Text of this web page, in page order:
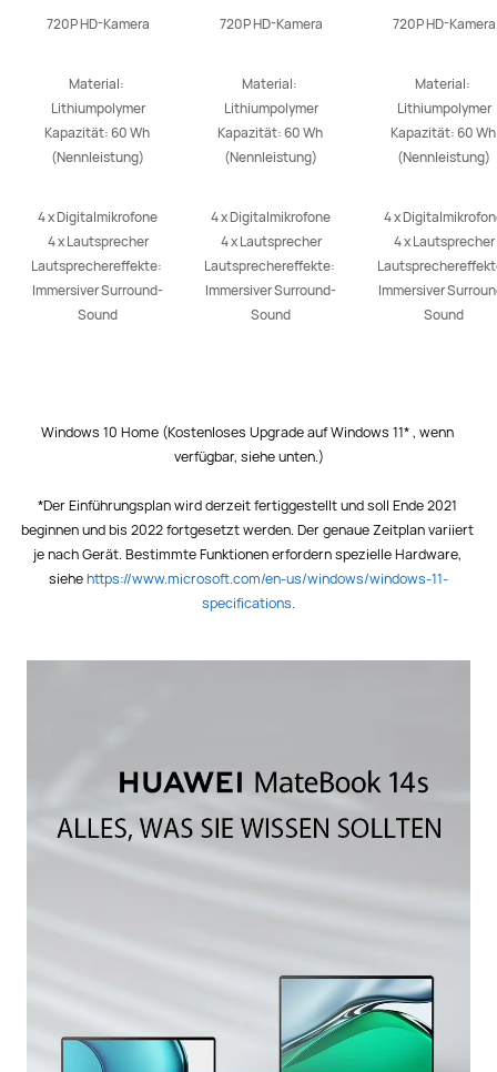
720P HD-Kamera
Material:
Lithiumpolymer
Kapazität: 60 Wh
(Nennleistung)
4 x Digitalmikrofone
4 x Lautsprecher
Lautsprechereffekte:
Immersiver Surround-
Sound
720P HD-Kamera
Material:
Lithiumpolymer
Kapazität: 60 Wh
(Nennleistung)
4 x Digitalmikrofone
4 x Lautsprecher
Lautsprechereffekte:
Immersiver Surround-
Sound
720P HD-Kamera
Material:
Lithiumpolymer
Kapazität: 60 Wh
(Nennleistung)
4 x
4 x Lautsprecher
Immersiver
Sound
Windows 10 Home (Kostenloses Upgrade auf Windows 11* , wenn
verfügbar, siehe unten.)
*Der Einführungsplan wird derzeit fertiggestellt und soll Ende 2021
beginnen und bis 2022 fortgesetzt werden. Der genaue Zeitplan variiert
je nach Gerät. Bestimmte Funktionen erfordern spezielle Hardware,
siehehttps://www.microsoft.com/en-us/windows/windows-11-
specifications.